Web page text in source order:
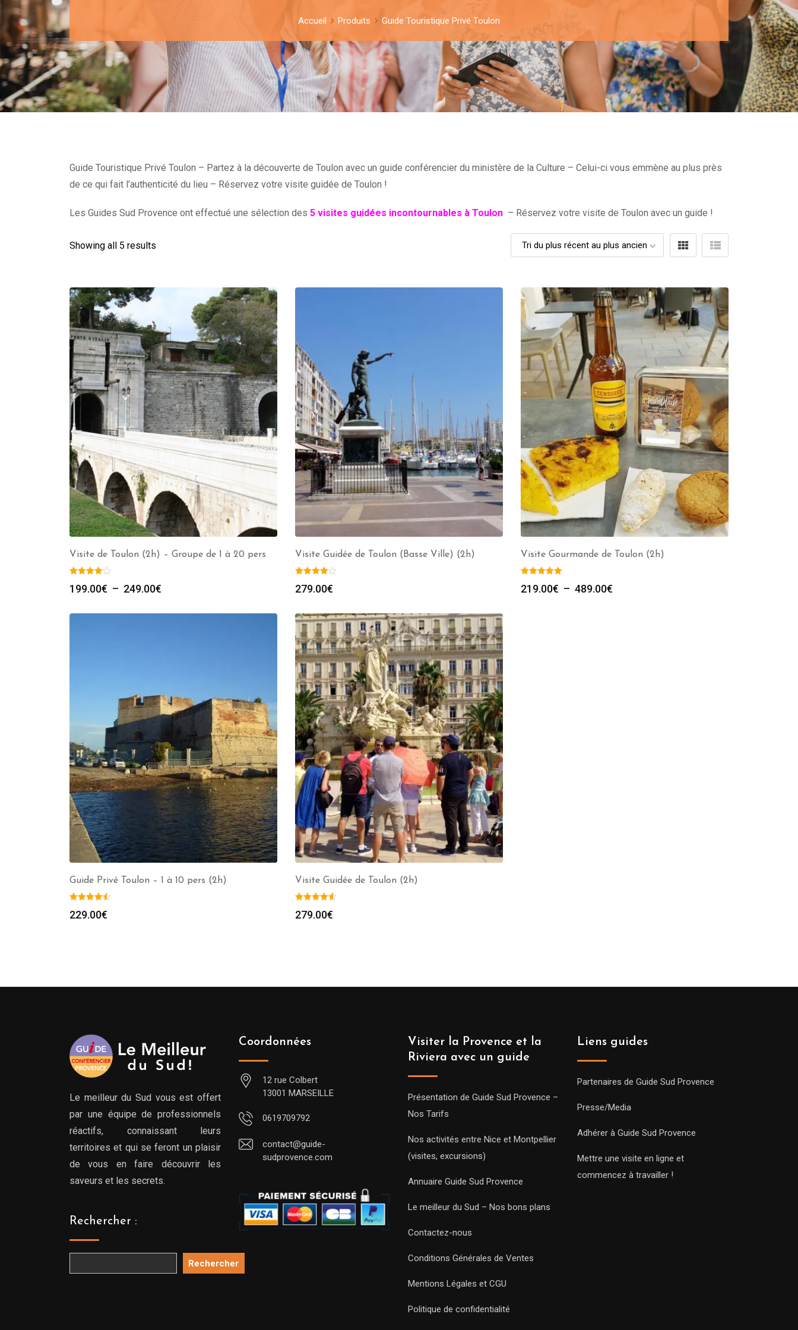
Accueil Produits Guide Touristique Privé Toulon
Guide Touristique Privé Toulon – Partez à la découverte de Toulon avec un guide conférencier du ministère de la Culture – Celui-ci vous emmène au plus près
de ce qui fait l’authenticité du lieu – Réservez votre visite guidée de Toulon !
Les Guides Sud Provence ont effectué une sélection des 5 visites guidées incontournables à Toulon – Réservez votre visite de Toulon avec un guide !
Showing all 5 results
Visite de Toulon (2h) – Groupe de 1 à 20 pers
199.00€ – 249.00€
prix :
Visite Guidée de Toulon (Basse Ville) (2h)
279.00€
Visite Gourmande de Toulon (2h)
219.00€ – 489.00€
Guide Privé Toulon – 1 à 10 pers (2h)
229.00€
Visite Guidée de Toulon (2h)
279.00€
Le meilleur du Sud vous est offert
par une équipe de professionnels
réactifs, connaissant leurs
territoires et qui se feront un plaisir
de vous en faire découvrir les
saveurs et les secrets.
Rechercher :
Rechercher
Coordonnées
12 rue Colbert
13001 MARSEILLE
0619709792
contact@guide-
sudprovence.com
Visiter la Provence et la
Riviera avec un guide
Présentation de Guide Sud Provence –
Nos Tarifs
Nos activités entre Nice et Montpellier
(visites, excursions)
Annuaire Guide Sud Provence
Le meilleur du Sud – Nos bons plans
Contactez-nous
Conditions Générales de Ventes
Mentions Légales et CGU
Politique de confidentialité
Liens guides
Partenaires de Guide Sud Provence
Presse/Media
Adhérer à Guide Sud Provence
Mettre une visite en ligne et
commencez à travailler !